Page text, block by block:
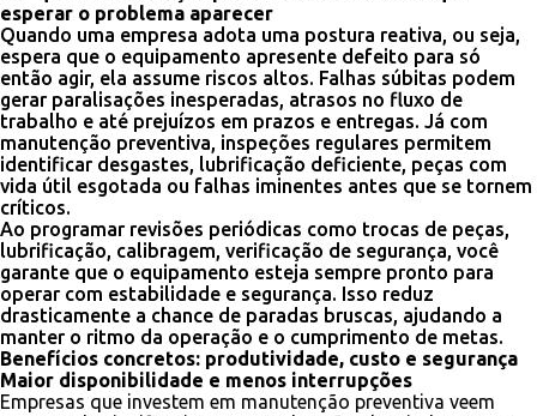
esperar o problema aparecer
Quando uma empresa adota uma postura reativa, ou seja,
espera que o equipamento apresente defeito para só
então agir, ela assume riscos altos. Falhas súbitas podem
gerar paralisações inesperadas, atrasos no fluxo de
trabalho e até prejuízos em prazos e entregas. Já com
manutenção preventiva, inspeções regulares permitem
identificar desgastes, lubrificação deficiente, peças com
vida útil esgotada ou falhas iminentes antes que se tornem
críticos.
Ao programar revisões periódicas como trocas de peças,
lubrificação, calibragem, verificação de segurança, você
garante que o equipamento esteja sempre pronto para
operar com estabilidade e segurança. Isso reduz
drasticamente a chance de paradas bruscas, ajudando a
manter o ritmo da operação e o cumprimento de metas.
Benefícios concretos: produtividade, custo e segurança
Maior disponibilidade e menos interrupções
Empresas que investem em manutenção preventiva veem